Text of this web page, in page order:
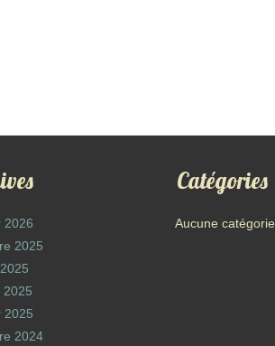
2026
2025
2025
2025
2024
Catégories
Aucune catégorie